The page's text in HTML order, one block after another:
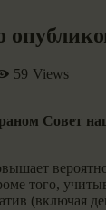
59 Views
Совет
того,
(включая